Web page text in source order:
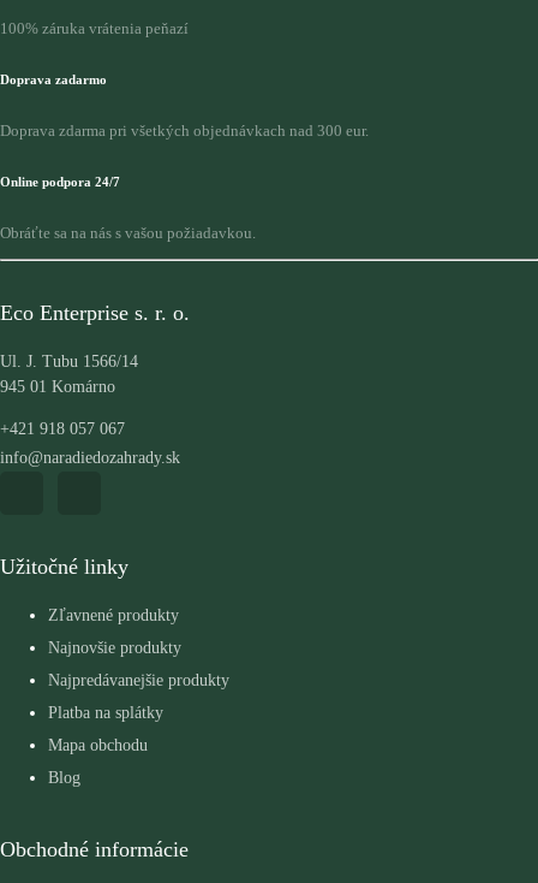
100% záruka vrátenia peňazí
Doprava zadarmo
Doprava zdarma pri všetkých objednávkach nad 300 eur.
Online podpora 24/7
Obráťte sa na nás s vašou požiadavkou.
Eco Enterprise s. r. o.
Ul. J. Tubu 1566/14
945 01 Komárno
+421 918 057 067
info@naradiedozahrady.sk
Užitočné linky
Zľavnené produkty
Najnovšie produkty
Najpredávanejšie produkty
Platba na splátky
Mapa obchodu
Blog
Obchodné informácie